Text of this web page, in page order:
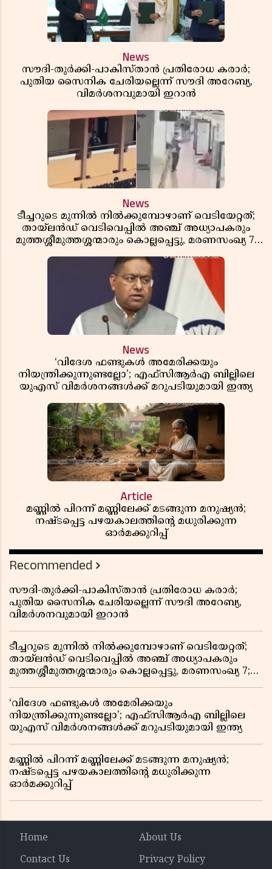
News
സൗദി-തുർക്കി-പാകിസ്താൻ പ്രതിരോധ കരാർ;
പുതിയ സൈനിക ചേരിയല്ലെന്ന് സൗദി അറേബ്യ,
വിമർശനവുമായി ഇറാൻ
News
ടീച്ചറുടെ മുന്നിൽ നിൽക്കുമ്പോഴാണ് വെടിയേറ്റത്;
തായ്‌ലൻഡ് വെടിവെപ്പിൽ അഞ്ച് അധ്യാപകരും
മുത്തശ്ശീമുത്തശ്ശന്മാരും കൊല്ലപ്പെട്ടു, മരണസംഖ്യ 7;
News
‘വിദേശ ഫണ്ടുകൾ അമേരിക്കയും
നിയന്ത്രിക്കുന്നുണ്ടല്ലോ’; എഫ്സിആർഎ ബില്ലിലെ
യുഎസ് വിമർശനങ്ങൾക്ക് മറുപടിയുമായി ഇന്ത്യ
Article
മണ്ണിൽ പിറന്ന് മണ്ണിലേക്ക് മടങ്ങുന്ന മനുഷ്യൻ;
നഷ്ടപ്പെട്ട പഴയകാലത്തിൻ്റെ മധുരിക്കുന്ന
ഓർമക്കുറിപ്പ്
Recommended
സൗദി-തുർക്കി-പാകിസ്താൻ പ്രതിരോധ കരാർ;
പുതിയ സൈനിക ചേരിയല്ലെന്ന് സൗദി അറേബ്യ,
വിമർശനവുമായി ഇറാൻ
ടീച്ചറുടെ മുന്നിൽ നിൽക്കുമ്പോഴാണ് വെടിയേറ്റത്;
തായ്‌ലൻഡ് വെടിവെപ്പിൽ അഞ്ച് അധ്യാപകരും
മുത്തശ്ശീമുത്തശ്ശന്മാരും കൊല്ലപ്പെട്ടു, മരണസംഖ്യ 7;
‘വിദേശ ഫണ്ടുകൾ അമേരിക്കയും
നിയന്ത്രിക്കുന്നുണ്ടല്ലോ’; എഫ്സിആർഎ ബില്ലിലെ
യുഎസ് വിമർശനങ്ങൾക്ക് മറുപടിയുമായി ഇന്ത്യ
മണ്ണിൽ പിറന്ന് മണ്ണിലേക്ക് മടങ്ങുന്ന മനുഷ്യൻ;
നഷ്ടപ്പെട്ട പഴയകാലത്തിൻ്റെ മധുരിക്കുന്ന
ഓർമക്കുറിപ്പ്
Home
About Us
Contact Us
Privacy Policy